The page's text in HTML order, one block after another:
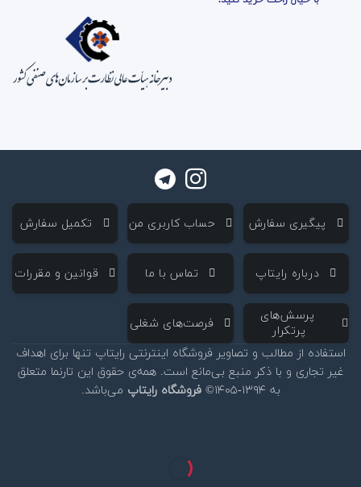
‌ پیگیری سفارش ‌ حساب کاربری من ‌ تکمیل سفارش
‌ درباره رایتاپ ‌ تماس با ما ‌ قوانین و مقررات
‌ پرسش‌های
پرتکرار
‌ فرصت‌های شغلی
استفاده از مطالب و تصاویر فروشگاه اینترنتی رایتاپ تنها برای اهداف
غیر تجاری و با ذکر منبع بی‌مانع است. همه‌ی حقوق این تارنما متعلق
به ۱۳۹۴-۱۴۰۵©
فروشگاه رایتاپ می‌باشد.